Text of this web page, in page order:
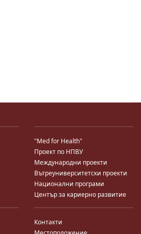
"Med for Health"
Проект по НПВУ
Международни проекти
Вътреуниверситетски проекти
Национални програми
Център за кариерно развитие
Контакти